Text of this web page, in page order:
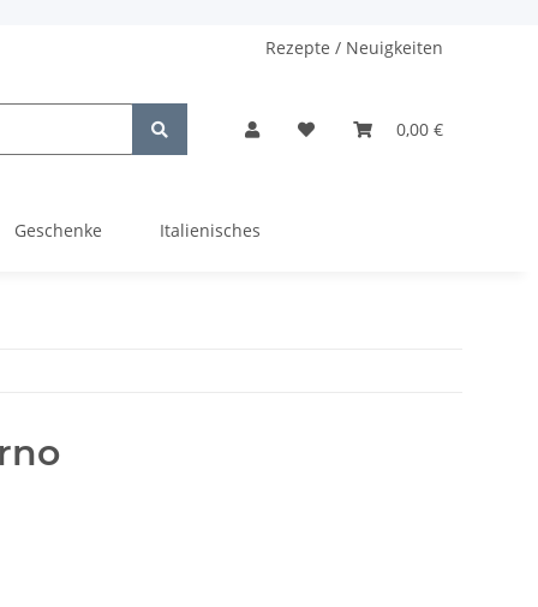
Rezepte / Neuigkeiten
0,00 €
Geschenke Italienisches